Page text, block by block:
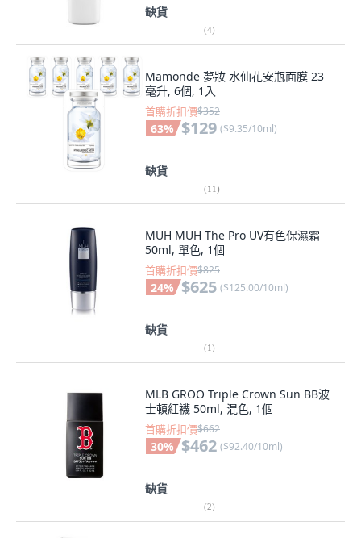
缺貨
(4)
Mamonde 夢妝 水仙花安瓶面膜 23
毫升, 6個, 1入
首購折扣價$352
63% $129 ($9.35/10ml)
缺貨
(11)
MUH MUH The Pro UV有色保濕霜
50ml, 單色, 1個
首購折扣價$825
24% $625 ($125.00/10ml)
缺貨
(1)
MLB GROO Triple Crown Sun BB波
士頓紅襪 50ml, 混色, 1個
首購折扣價$662
30% $462 ($92.40/10ml)
缺貨
(2)